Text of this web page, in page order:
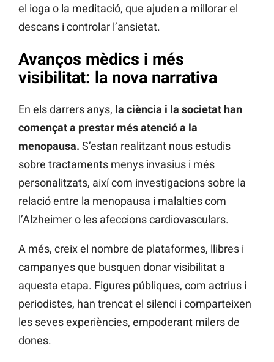
el ioga o la meditació, que ajuden a millorar el
descans i controlar l’ansietat.
Avanços mèdics i més
visibilitat: la nova narrativa
En els darrers anys, la ciència i la societat han
començat a prestar més atenció a la
menopausa. S’estan realitzant nous estudis
sobre tractaments menys invasius i més
personalitzats, així com investigacions sobre la
relació entre la menopausa i malalties com
l’Alzheimer o les afeccions cardiovasculars.
A més, creix el nombre de plataformes, llibres i
campanyes que busquen donar visibilitat a
aquesta etapa. Figures públiques, com actrius i
periodistes, han trencat el silenci i comparteixen
les seves experiències, empoderant milers de
dones.